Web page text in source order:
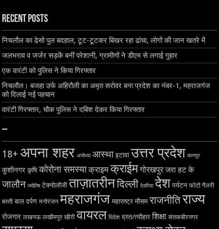
Recent Posts
निचलौल का ढेसो पुल बदहाल, टूट-टूटकर बिखर रहा ढांचा, लोगों की जान खतरे में
जलभराव व जर्जर सड़कें बनीं परेशानी, ग्रामीणों ने डीएम से लगाई गुहार
एक वारंटी को पुलिस ने किया गिरफ्तार
निचलौल। बजहा उर्फ अहिरौली का अमृत सरोवर बना प्रदेश का नंबर-1, महराजगंज
को दिलाई नई पहचान
वारंटी गिरफ्तार, चौक पुलिस ने दबिश देकर किया गिरफ्तार
–
18+ अपना शहर अयोध्या आस्था इटावा उत्तर प्रदेश कानपुर
कुशीनगर कृषि कोरोना समस्या क्राइम क्राईम गोरखपुर जरा हट के
जालौन ज्योतिष टेक्नोलॉजी ताज़ातरीनदिल्ली देवरिया देश पर्यटन फोटो गैलरी
बस्ती बाल दर्पण मनोरंजन महराजगंज महाराष्ट्र मौसम राजनीतिराज्य
रोजगार लखनऊ लखीमपुर खीरी वायरल विदेश व्रत/त्यौहार शिक्षा संतकबीरनगर